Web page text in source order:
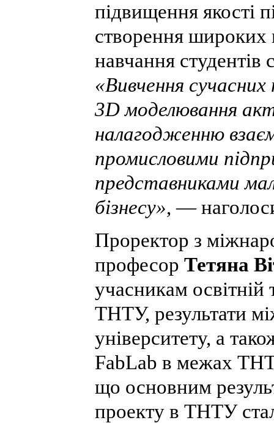
підвищення якості
створення
навчання студентів
«Вивчення
3D моделювання
налагодженню
промисловими
представниками
бізнесу», —
Проректор з
професор Тетяна
учасникам освітній
ТНТУ, результати
університету, а
FabLab в межах
що основним
проекту в ТНТУ